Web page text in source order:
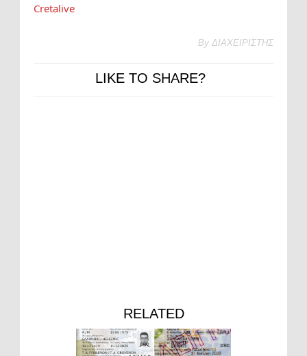
Cretalive
By ΔΙΑΧΕΙΡΙΣΤΗΣ
LIKE TO SHARE?
RELATED